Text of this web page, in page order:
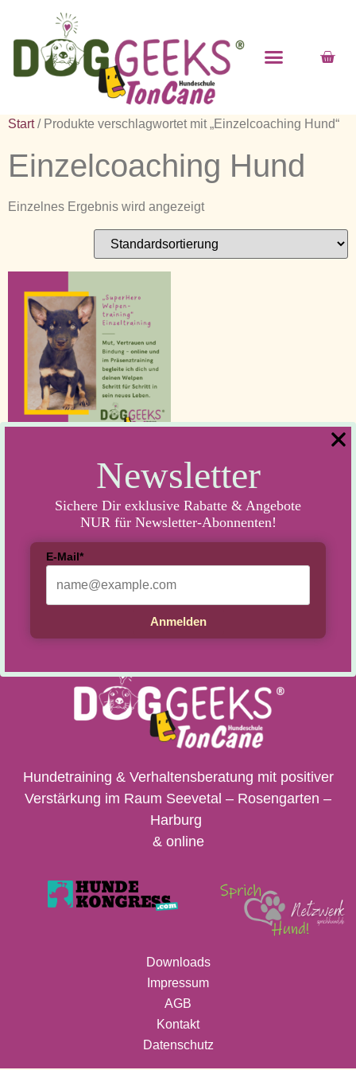
Newsletter
Sichere Dir exklusive Rabatte & Angebote
NUR für Newsletter-Abonnenten!
E-Mail*
Anmelden
Start/ Produkte verschlagwortet mit „Einzelcoaching Hund“
Einzelcoaching Hund
Einzelnes Ergebnis wird angezeigt
Souveränität und
Selbstwirksamkeit für dein
45,00€
In den Warenkorb
Hundetraining & Verhaltensberatung mit positiver
Verstärkung im Raum Seevetal – Rosengarten –
Harburg
& online
Downloads
Impressum
AGB
Kontakt
Datenschutz